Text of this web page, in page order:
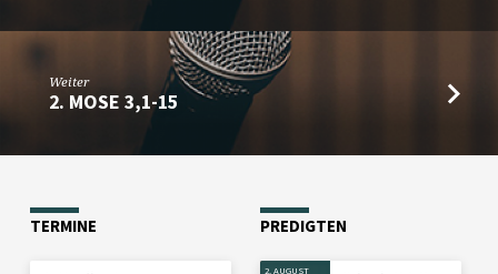
Weiter
2. MOSE 3,1-15
TERMINE PREDIGTEN
2. AUGUST